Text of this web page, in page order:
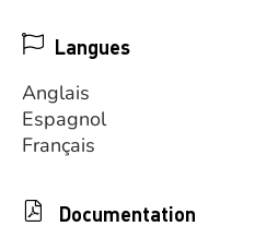
Langues
Anglais
Espagnol
Français
Documentation